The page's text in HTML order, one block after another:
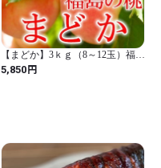
【まどか】3ｋｇ（8～12玉）福島
の完熟もも
5,850円